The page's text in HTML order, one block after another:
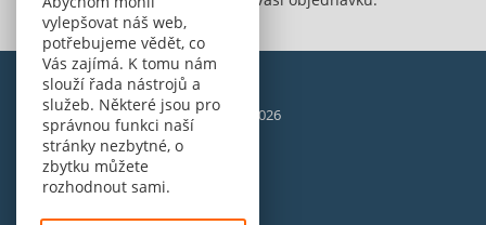
vylepšovat náš web,
potřebujeme vědět, co
Vás zajímá. K tomu nám
slouží řada nástrojů a
služeb. Některé jsou pro
správnou funkci naší
stránky nezbytné, o
zbytku můžete
rozhodnout sami.
© Amenit Software Solutions, 1998 - 2026
Powered bynopCommerce